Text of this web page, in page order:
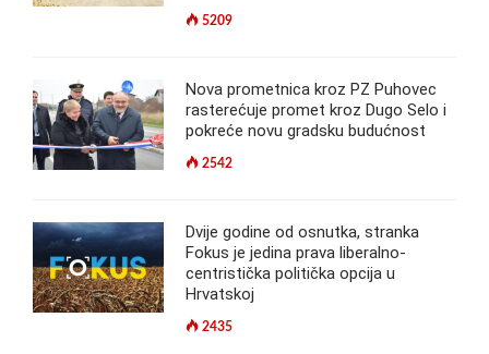
5209
Nova prometnica kroz PZ Puhovec
rasterećuje promet kroz Dugo Selo i
pokreće novu gradsku budućnost
2542
Dvije godine od osnutka, stranka
Fokus je jedina prava liberalno-
centristička politička opcija u
Hrvatskoj
2435